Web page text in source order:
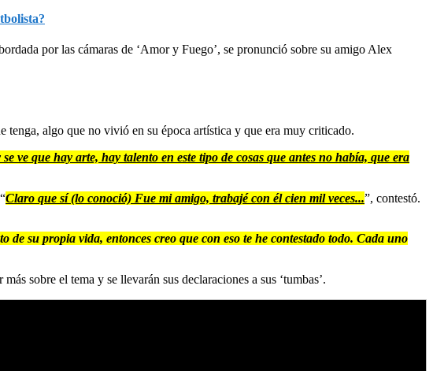
por las cámaras de ‘Amor y Fuego’, se pronunció sobre su amigo Alex
tenga, algo que no vivió en su época artística y que era muy criticado.
ve que hay arte, hay talento en este tipo de cosas que antes no había, que era
Claro que sí (lo conoció) Fue mi amigo, trabajé con él cien mil veces...”, contestó.
de su propia vida, entonces creo que con eso te he contestado todo. Cada uno
sobre el tema y se llevarán sus declaraciones a sus ‘tumbas’.